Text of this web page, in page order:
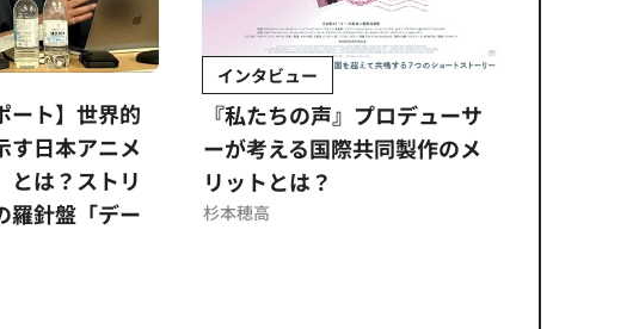
ー
声』プロデューサ
国際共同製作のメ
？
Sponsored by 株式会社日立システ
ムズ
公​​取委の調査でエンタメ業界
に問われる「取引適正化」。
意図せぬコンプライアンス違
反を未然に防ぐ日立システム